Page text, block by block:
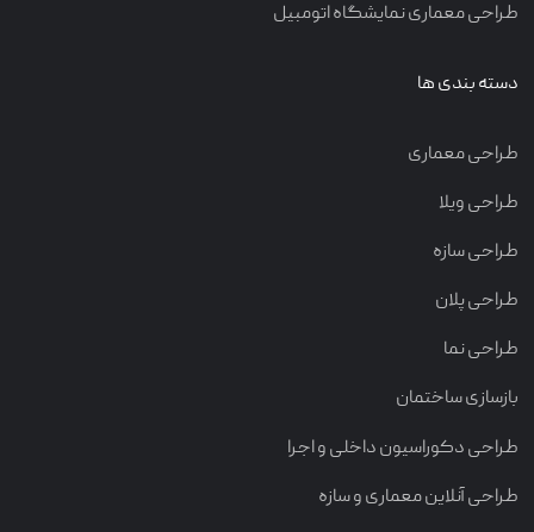
طراحی معماری نمایشگاه اتومبیل
دسته بندی ها
طراحی معماری
طراحی ویلا
طراحی سازه
طراحی پلان
طراحی نما
بازسازی ساختمان
طراحی دکوراسیون داخلی و اجرا
طراحی آنلاین معماری و سازه